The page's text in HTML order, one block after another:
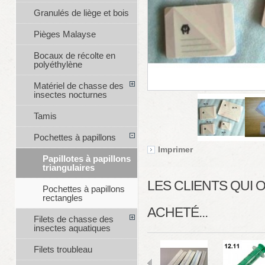
Imprimer
LES CLIENTS QUI
ACHETÉ...
Granulés de liège et bois
Pièges Malayse
Bocaux de récolte en
polyéthylène
Matériel de chasse des
insectes nocturnes
Tamis
Pochettes à papillons
Papillotes à papillons
triangulaires
Pochettes à papillons
rectangles
Filets de chasse des
insectes aquatiques
Filets troubleau